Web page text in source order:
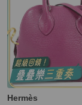
Hermès